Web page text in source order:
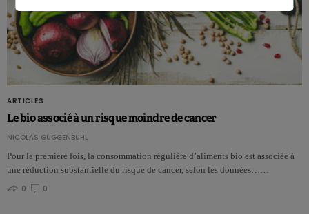
ARTICLES
Le bio associé à un risque moindre de cancer
NICOLAS GUGGENBÜHL
Pour la première fois, la consommation régulière d’aliments bio est associée à
une réduction substantielle du risque de cancer, selon les données……
0
0